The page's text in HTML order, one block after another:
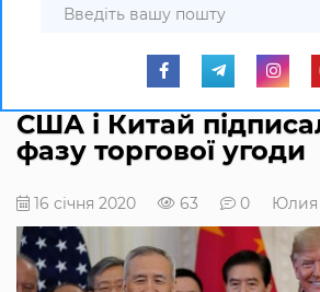
США і Китай
фазу торгової угоди
16 січня 2020 63 0 Юлия